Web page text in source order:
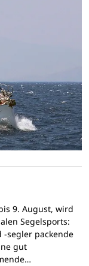
9. August, wird
Segelsports:
segler packende
gut